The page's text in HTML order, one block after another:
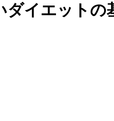
ダイエットの